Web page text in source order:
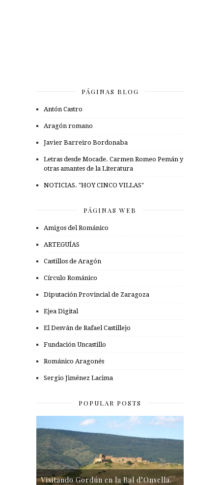
PÁGINAS BLOG
Antón Castro
Aragón romano
Javier Barreiro Bordonaba
Letras desde Mocade. Carmen Romeo Pemán y
otras amantes de la Literatura
NOTICIAS. "HOY CINCO VILLAS"
PÁGINAS WEB
Amigos del Románico
ARTEGUÍAS
Castillos de Aragón
Círculo Románico
Diputación Provincial de Zaragoza
Ejea Digital
El Desván de Rafael Castillejo
Fundación Uncastillo
Románico Aragonés
Sergio Jiménez Lacima
POPULAR POSTS
Visitando Gordún en la Bal d’Onsella.